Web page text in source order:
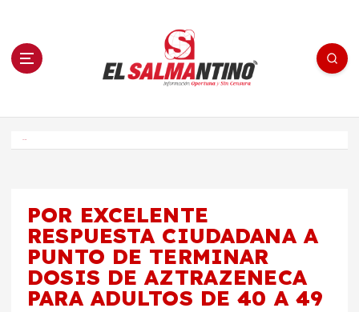
n El Salmantino - medios/noticias/editorial
POR EXCELENTE
RESPUESTA CIUDADANA A
PUNTO DE TERMINAR
DOSIS DE AZTRAZENECA
PARA ADULTOS DE 40 A 49